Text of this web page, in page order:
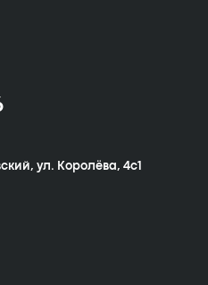
ул. Королёва, 4с1